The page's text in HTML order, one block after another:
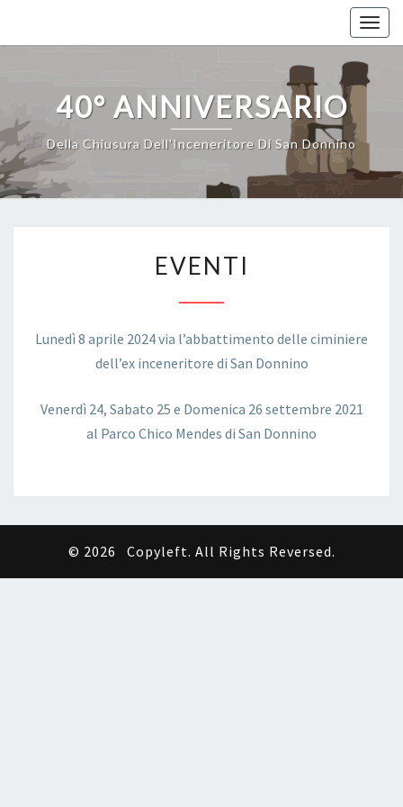
40° ANNIVERSARIO
Della Chiusura Dell'Inceneritore Di San Donnino
EVENTI
Lunedì 8 aprile 2024 via l’abbattimento delle ciminiere
dell’ex inceneritore di San Donnino
Venerdì 24, Sabato 25 e Domenica 26 settembre 2021
al Parco Chico Mendes di San Donnino
© 2026 Copyleft. All Rights Reversed.